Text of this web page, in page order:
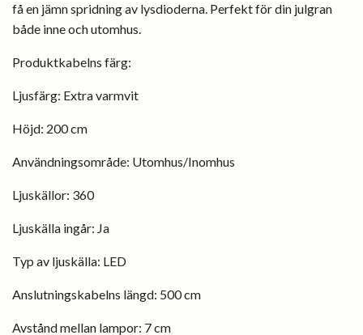
få en jämn spridning av lysdioderna. Perfekt för din julgran
både inne och utomhus.
Produktkabelns färg:
Ljusfärg: Extra varmvit
Höjd: 200 cm
Användningsområde: Utomhus/Inomhus
Ljuskällor: 360
Ljuskälla ingår: Ja
Typ av ljuskälla: LED
Anslutningskabelns längd: 500 cm
Avstånd mellan lampor: 7 cm